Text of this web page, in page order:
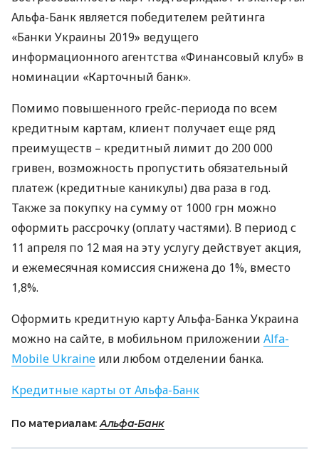
Альфа-Банк является победителем рейтинга
«Банки Украины 2019» ведущего
информационного агентства «Финансовый клуб» в
номинации «Карточный банк».
Помимо повышенного грейс-периода по всем
кредитным картам, клиент получает еще ряд
преимуществ – кредитный лимит до 200 000
гривен, возможность пропустить обязательный
платеж (кредитные каникулы) два раза в год.
Также за покупку на сумму от 1000 грн можно
оформить рассрочку (оплату частями). В период с
11 апреля по 12 мая на эту услугу действует акция,
и ежемесячная комиссия снижена до 1%, вместо
1,8%.
Оформить кредитную карту Альфа-Банка Украина
можно на сайте, в мобильном приложении Alfa-
Mobile Ukraine или любом отделении банка.
Кредитные карты от Альфа-Банк
По материалам:Альфа-Банк